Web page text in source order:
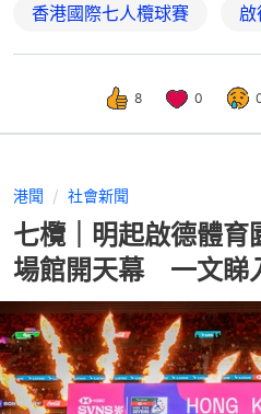
香港國際七人欖球賽 啟
8 0
港聞 社會新聞
七欖｜明起啟德體
場館開天幕 一文睇